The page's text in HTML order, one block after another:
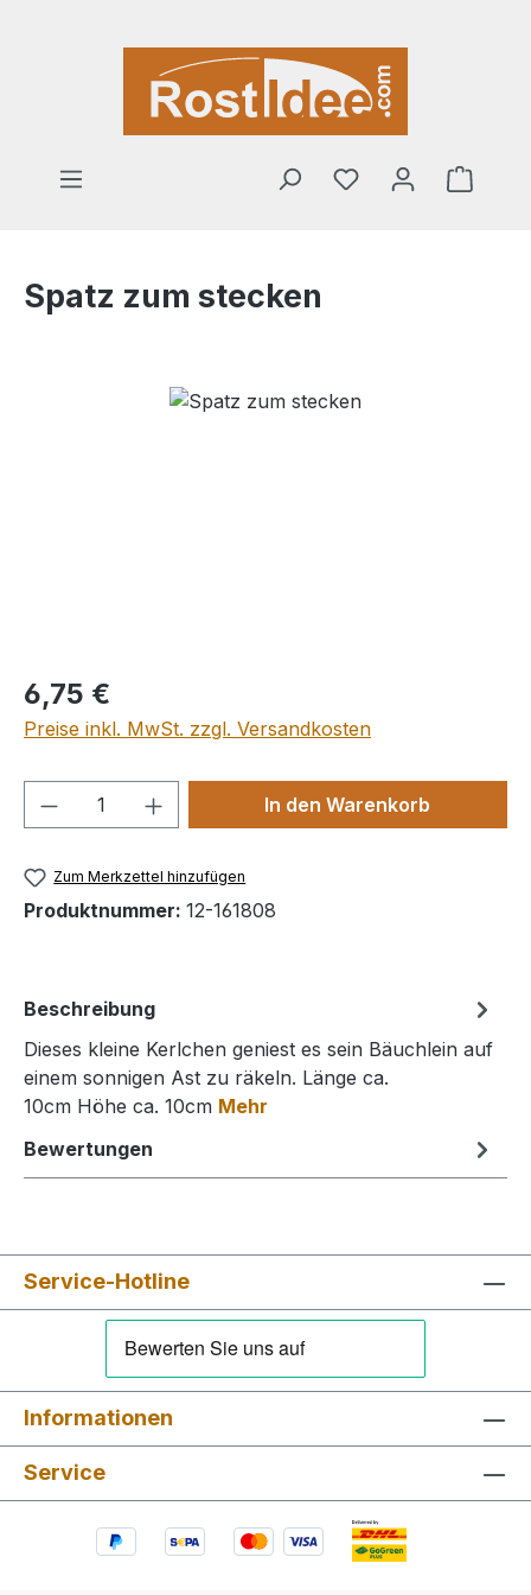
Spatz zum stecken
Bildergalerie überspringen
Regulärer Preis:
6,75 €
Preise inkl. MwSt. zzgl. Versandkosten
Produkt Anzahl: Gib denIn den Warenkorb
Zum Merkzettel hinzufügen
Produktnummer: 12-161808
Beschreibung
Dieses kleine Kerlchen geniest es sein Bäuchlein auf
einem sonnigen Ast zu räkeln. Länge ca.
10cm Höhe ca. 10cm Mehr
Bewertungen
Service-Hotline
Informationen
Service